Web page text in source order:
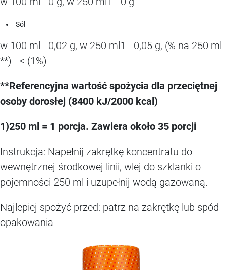
Sól
w 100 ml - 0,02 g, w 250 ml1 - 0,05 g, (% na 250 ml
**) - < (1%)
**Referencyjna wartość spożycia dla przeciętnej
osoby dorosłej (8400 kJ/2000 kcal)
1)250 ml = 1 porcja. Zawiera około 35 porcji
Instrukcja: Napełnij zakrętkę koncentratu do
wewnętrznej środkowej linii, wlej do szklanki o
pojemności 250 ml i uzupełnij wodą gazowaną.
Najlepiej spożyć przed: patrz na zakrętkę lub spód
opakowania